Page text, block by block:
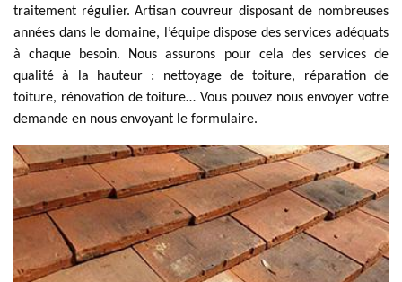
traitement régulier. Artisan couvreur disposant de nombreuses
années dans le domaine, l’équipe dispose des services adéquats
à chaque besoin. Nous assurons pour cela des services de
qualité à la hauteur : nettoyage de toiture, réparation de
toiture, rénovation de toiture… Vous pouvez nous envoyer votre
demande en nous envoyant le formulaire.